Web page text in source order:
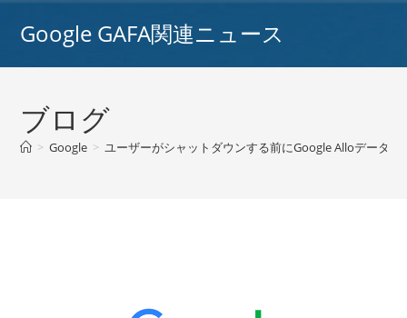
Google GAFA関連ニュース
ブログ
> Google > ユーザーがシャットダウンする前にGoogle Alloデータ